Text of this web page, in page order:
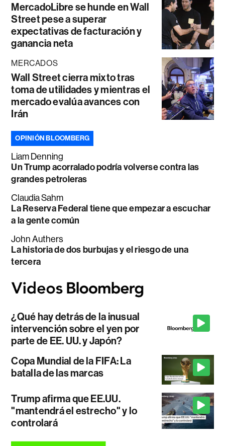
MercadoLibre se hunde en Wall
Street pese a superar
expectativas de facturación y
ganancia neta
MERCADOS
Wall Street cierra mixto tras
toma de utilidades y mientras el
mercado evalúa avances con
Irán
OPINIÓN BLOOMBERG
Liam Denning
Un Trump acorralado podría volverse contra las
grandes petroleras
Claudia Sahm
La Reserva Federal tiene que empezar a escuchar
a la gente común
John Authers
La historia de dos burbujas y el riesgo de una
tercera
¿Qué hay detrás de la inusual
intervención sobre el yen por
parte de EE. UU. y Japón?
Copa Mundial de la FIFA: La
batalla de las marcas
Trump afirma que EE.UU.
"mantendrá el estrecho" y lo
controlará